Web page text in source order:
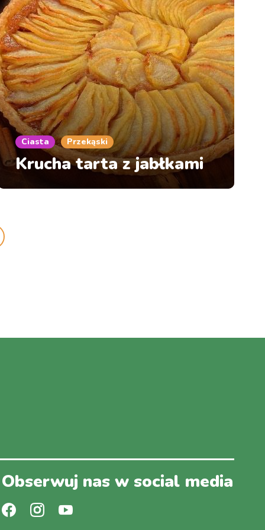
Ciasta Przekąski
Krucha tarta z jabłkami
Obserwuj nas w social media